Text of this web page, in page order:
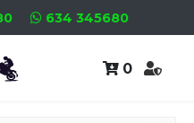
634 345680
0